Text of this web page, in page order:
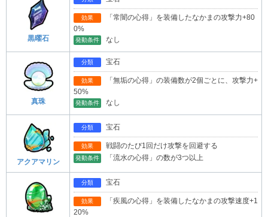
黒曜石
効果
「常闇の心得」を装備したなかまの攻撃力+80
0%
発動条件 なし
真珠
分類 宝石
効果
「無垢の心得」の装備数が2個ごとに、攻撃力+
50%
発動条件 なし
アクアマリン
分類 宝石
効果 戦闘のたび1回だけ攻撃を回避する
発動条件 「流水の心得」の数が3つ以上
分類 宝石
効果
「疾風の心得」を装備したなかまの攻撃速度+1
20%